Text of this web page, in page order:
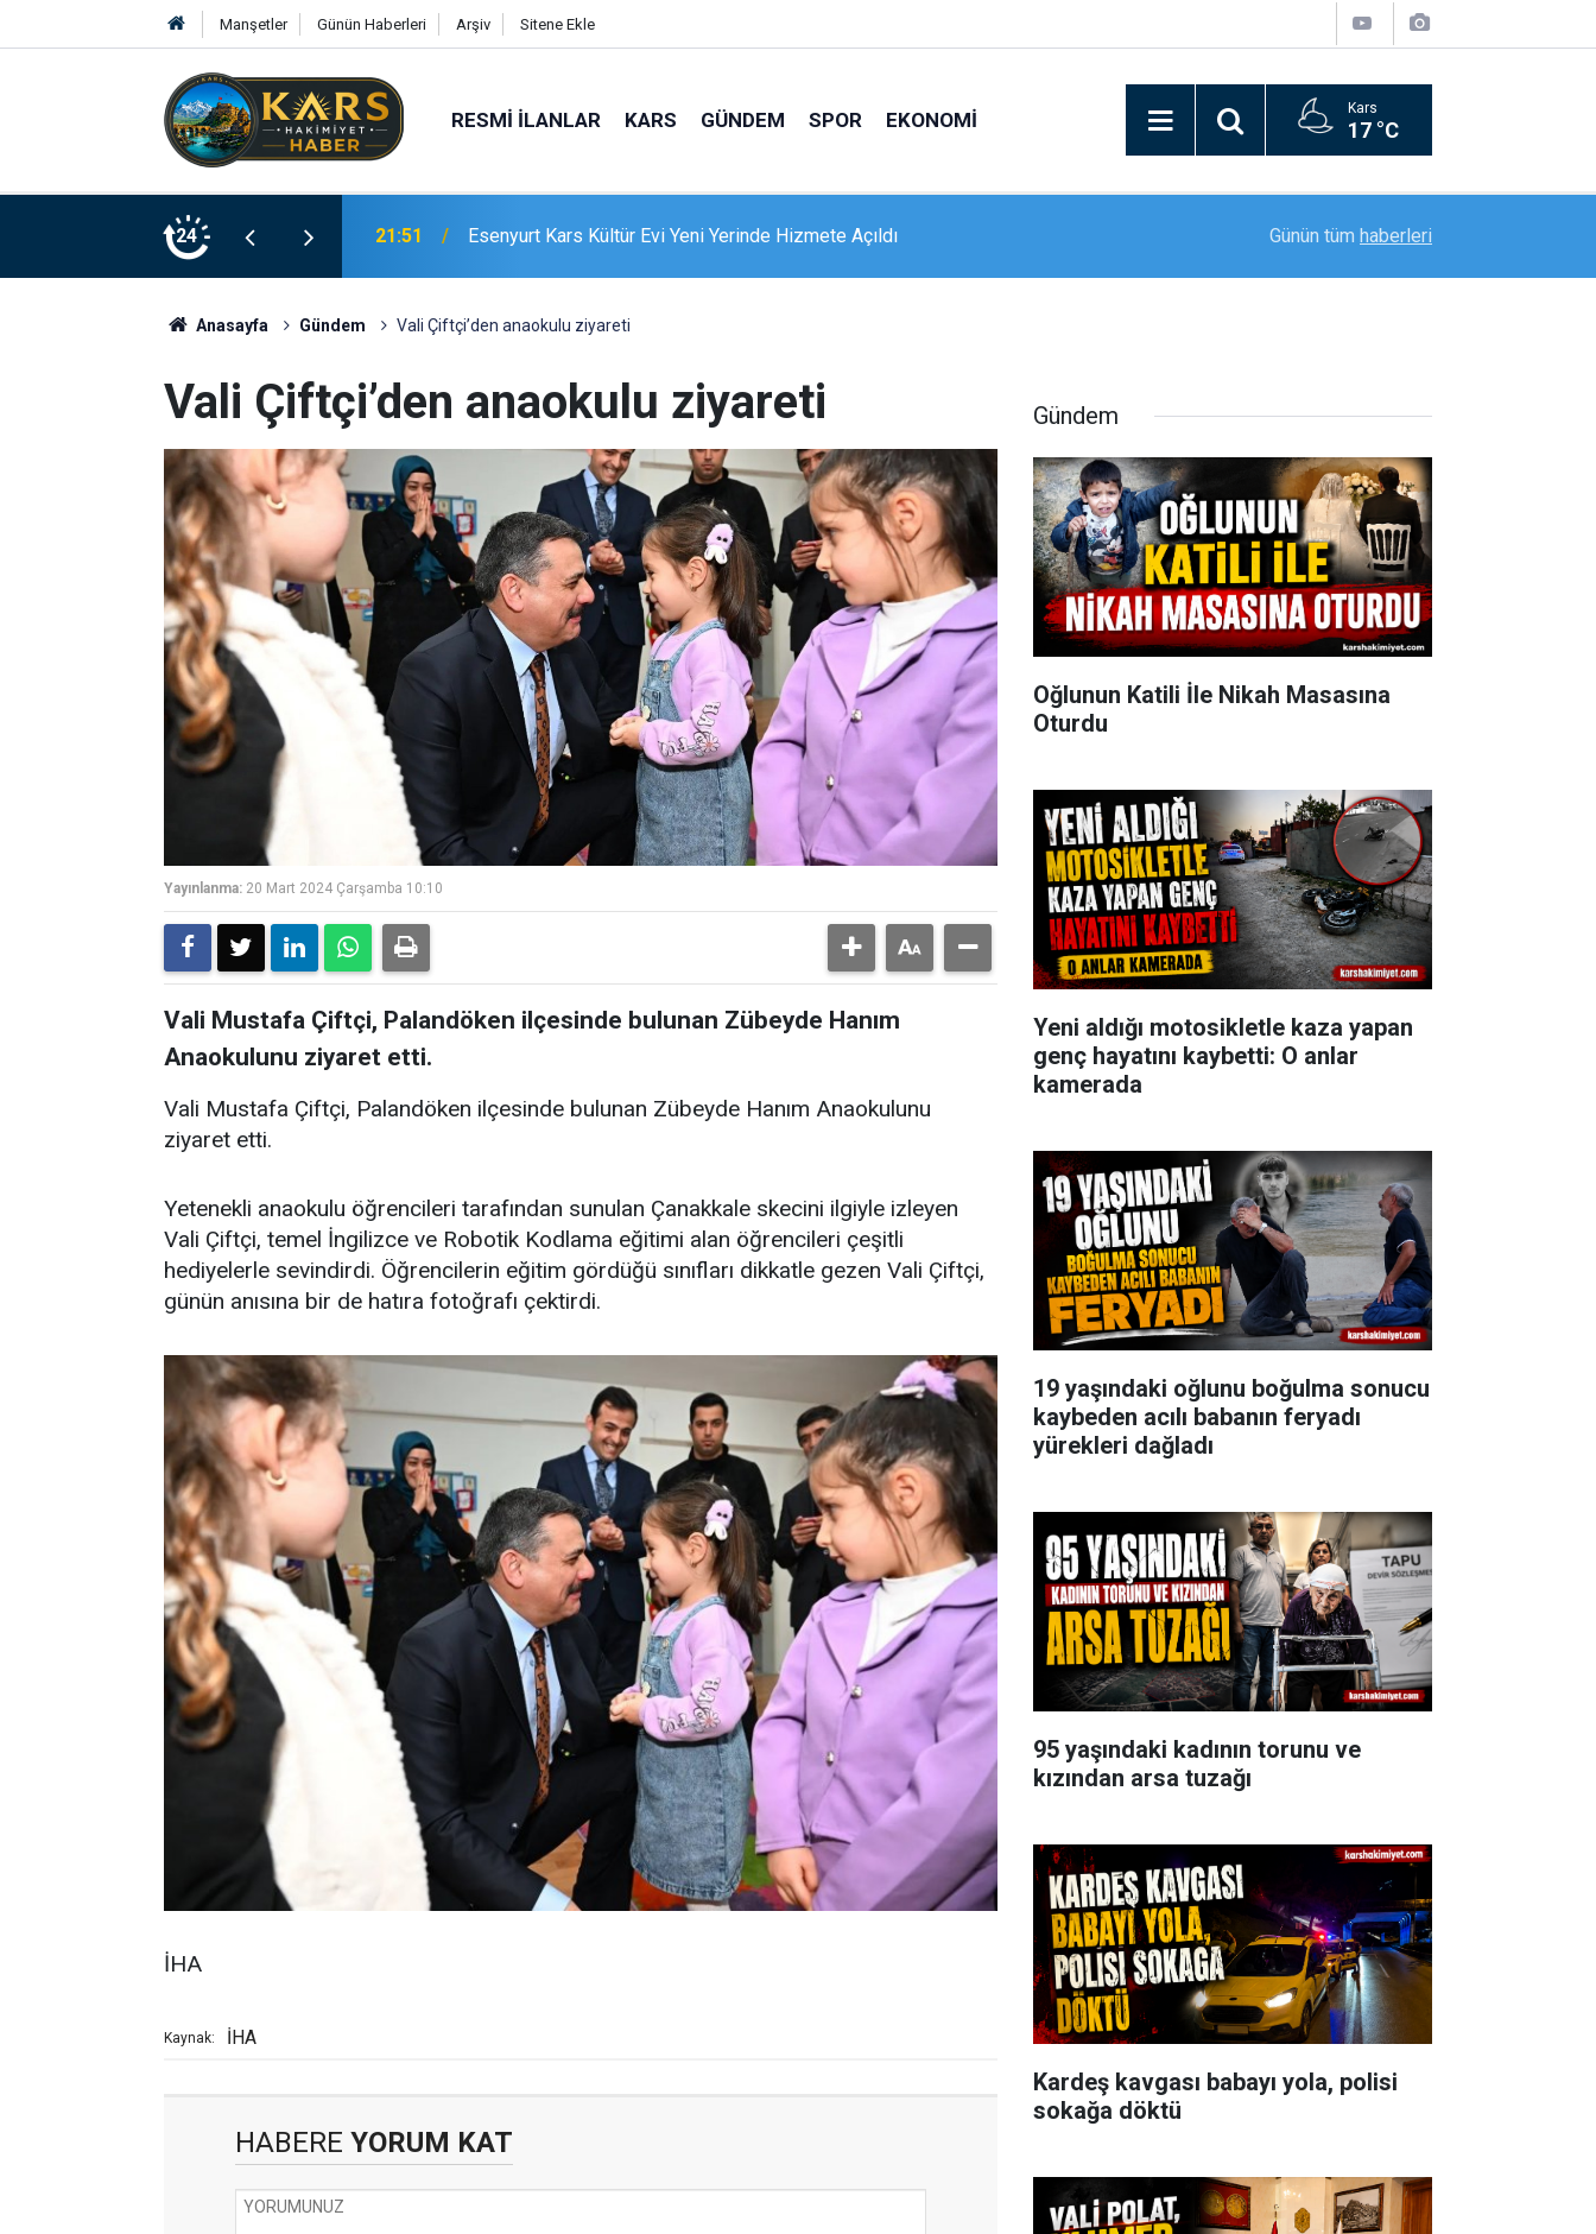
Manşetler Günün Haberleri Arşiv Sitene Ekle
RESMI İLANLAR KARS GÜNDEM SPOR EKONOMI Kars
17 °C
24
Hizmete Açıldı 21:19
merdivenle kurtardı
Bitlis’in kurtuluşunun 110. yılı coşkusu kortej
Günün tüm haberleri
Anasayfa Gündem Vali Çiftçi’den anaokulu ziyareti
Vali Çiftçi’den anaokulu ziyareti
Yayınlanma: 20 Mart 2024 Çarşamba 10:10
Vali Mustafa Çiftçi, Palandöken ilçesinde bulunan Zübeyde Hanım
Anaokulunu ziyaret etti.
Vali Mustafa Çiftçi, Palandöken ilçesinde bulunan Zübeyde Hanım Anaokulunu
ziyaret etti.
Yetenekli anaokulu öğrencileri tarafından sunulan Çanakkale skecini ilgiyle izleyen
Vali Çiftçi, temel İngilizce ve Robotik Kodlama eğitimi alan öğrencileri çeşitli
hediyelerle sevindirdi. Öğrencilerin eğitim gördüğü sınıfları dikkatle gezen Vali Çiftçi,
günün anısına bir de hatıra fotoğrafı çektirdi.
İHA
Kaynak: İHA
HABERE YORUM KAT
Gündem
Oğlunun Katili İle Nikah Masasına
Oturdu
Yeni aldığı motosikletle kaza yapan
genç hayatını kaybetti: O anlar
kamerada
19 yaşındaki oğlunu boğulma sonucu
kaybeden acılı babanın feryadı
yürekleri dağladı
95 yaşındaki kadının torunu ve
kızından arsa tuzağı
Kardeş kavgası babayı yola, polisi
sokağa döktü